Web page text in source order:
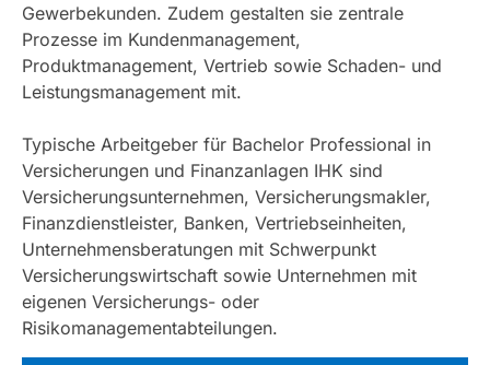
Gewerbekunden. Zudem gestalten sie zentrale
Prozesse im Kundenmanagement,
Produktmanagement, Vertrieb sowie Schaden- und
Leistungsmanagement mit.
Typische Arbeitgeber für Bachelor Professional in
Versicherungen und Finanzanlagen IHK sind
Versicherungsunternehmen, Versicherungsmakler,
Finanzdienstleister, Banken, Vertriebseinheiten,
Unternehmensberatungen mit Schwerpunkt
Versicherungswirtschaft sowie Unternehmen mit
eigenen Versicherungs- oder
Risikomanagementabteilungen.